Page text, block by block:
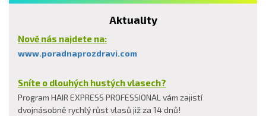
Aktuality
Nově nás najdete na:
www.poradnaprozdravi.com
Sníte o dlouhých hustých vlasech?
Program HAIR EXPRESS PROFESSIONAL vám zajistí
dvojnásobně rychlý růst vlasů již za 14 dnů!